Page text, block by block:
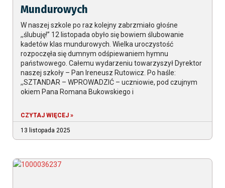
Mundurowych
W naszej szkole po raz kolejny zabrzmiało głośne
,,ślubuję!” 12 listopada obyło się bowiem ślubowanie
kadetów klas mundurowych. Wielka uroczystość
rozpoczęła się dumnym odśpiewaniem hymnu
państwowego. Całemu wydarzeniu towarzyszył Dyrektor
naszej szkoły – Pan Ireneusz Rutowicz. Po haśle:
,,SZTANDAR – WPROWADZIĆ – uczniowie, pod czujnym
okiem Pana Romana Bukowskiego i
CZYTAJ WIĘCEJ »
13 listopada 2025